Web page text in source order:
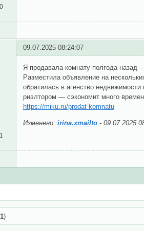
09.07.2025 08:24:07
Я продавала комнату полгода назад
Разместила объявление на
обратилась в агенство
риэлтором — сэкономит много
https://miku.ru/prodat-komnatu
Изменено: irina.xmailto- 09.07.2025
1)